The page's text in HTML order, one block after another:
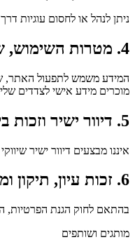
ניתן לנהל או לחסום עוגיות
4. מטרות השימוש, שמירה ואבטחה
מוכרים מידע אישי לצדדים
5. דיוור ישיר וזכות ביטול
איננו מבצעים דיוור ישיר
6. זכות עיון, תיקון ומחיקה
בהתאם לחוק הגנת הפרטיות, התשמ"א-1981 ולתיקון 13 לחוק, הנכם זכאים לעיין במידע הנוגע אליכם,
מותגים ושותפים